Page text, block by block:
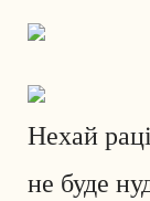
Нехай
не буде